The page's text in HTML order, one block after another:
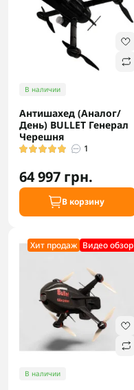
В наличии
Антишахед (Аналог/
День) BULLET Генерал
Черешня
1
64 997 грн.
В корзину
Хит продаж Видео обзор
В наличии